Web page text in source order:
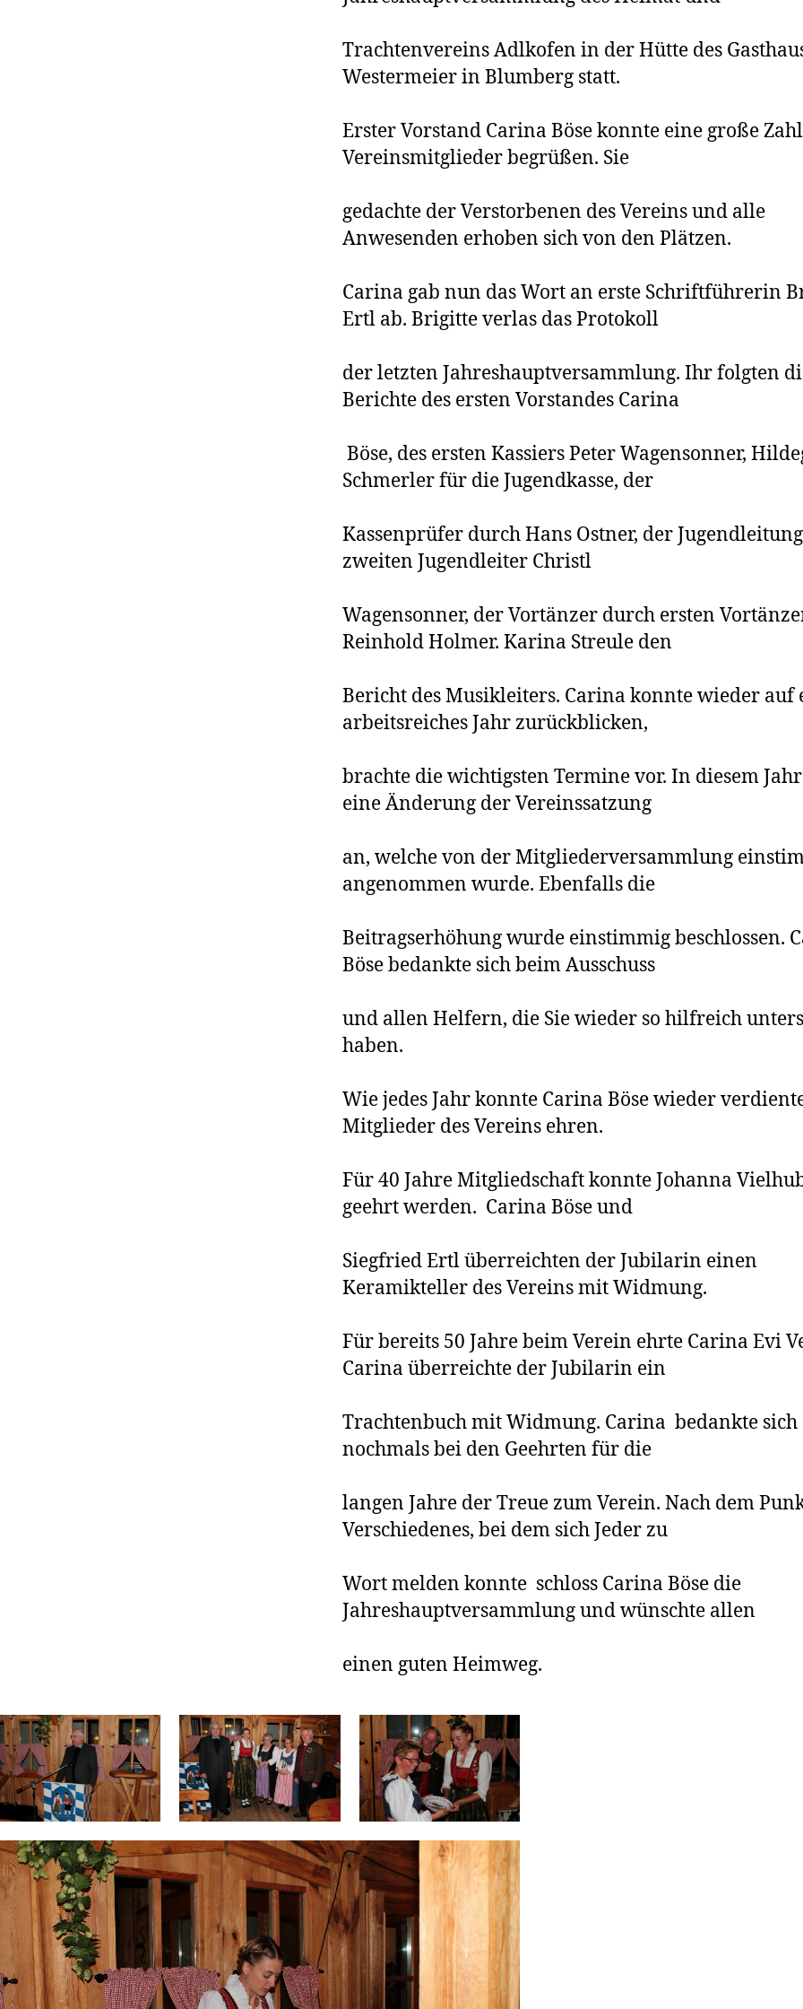
Trachtenvereins Adlkofen in der Hütte des
Westermeier in Blumberg statt.
Erster Vorstand Carina Böse konnte eine große Zahl
Vereinsmitglieder begrüßen. Sie
gedachte der Verstorbenen des Vereins und alle
Anwesenden erhoben sich von den Plätzen.
Carina gab nun das Wort an erste Schriftführerin
Ertl ab. Brigitte verlas das Protokoll
der letzten Jahreshauptversammlung. Ihr folgten
Berichte des ersten Vorstandes Carina
Böse, des ersten Kassiers Peter Wagensonner,
Schmerler für die Jugendkasse, der
Kassenprüfer durch Hans Ostner, der
zweiten Jugendleiter Christl
Wagensonner, der Vortänzer durch ersten
Reinhold Holmer. Karina Streule den
Bericht des Musikleiters. Carina konnte wieder auf
arbeitsreiches Jahr zurückblicken,
brachte die wichtigsten Termine vor. In diesem
eine Änderung der Vereinssatzung
an, welche von der Mitgliederversammlung
angenommen wurde. Ebenfalls die
Beitragserhöhung wurde einstimmig beschlossen.
Böse bedankte sich beim Ausschuss
und allen Helfern, die Sie wieder so hilfreich
haben.
Wie jedes Jahr konnte Carina Böse wieder
Mitglieder des Vereins ehren.
Für 40 Jahre Mitgliedschaft konnte Johanna
geehrt werden. Carina Böse und
Siegfried Ertl überreichten der Jubilarin einen
Keramikteller des Vereins mit Widmung.
Für bereits 50 Jahre beim Verein ehrte Carina Evi
Carina überreichte der Jubilarin ein
Trachtenbuch mit Widmung. Carina bedankte sich
nochmals bei den Geehrten für die
langen Jahre der Treue zum Verein. Nach dem
Verschiedenes, bei dem sich Jeder zu
Wort melden konnte schloss Carina Böse die
Jahreshauptversammlung und wünschte allen
einen guten Heimweg.